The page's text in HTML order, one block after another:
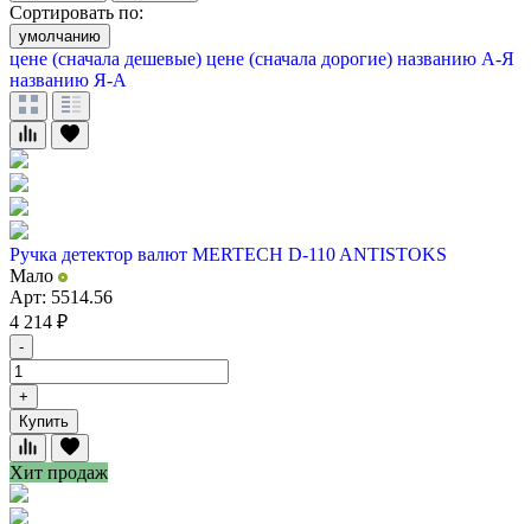
Сортировать по:
умолчанию
цене (сначала дешевые) цене (сначала дорогие) названию А-Я
названию Я-А
Ручка детектор валют MERTECH D-110 ANTISTOKS
Мало
Арт: 5514.56
4 214 ₽
-
+
Купить
Хит продаж